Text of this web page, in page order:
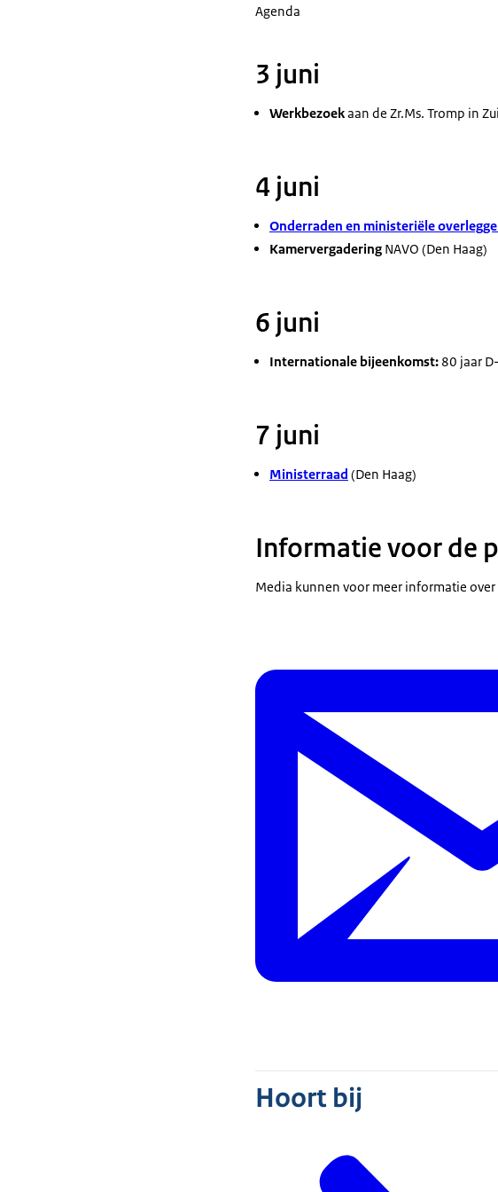
Agenda
3 juni
Werkbezoekaan de Zr.Ms. Tromp in
4 juni
Onderraden en ministeriële
Kamervergadering NAVO (Den Haag)
6 juni
Internationale bijeenkomst: 80 jaar
7 juni
Ministerraad (Den Haag)
Informatie voor de
Media kunnen voor meer informatie
Hoort bij